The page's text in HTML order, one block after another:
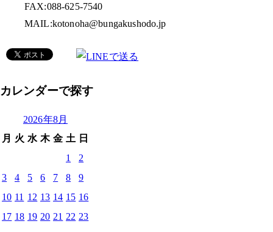
FAX:088-625-7540
MAIL:kotonoha@bungakushodo.jp
カレンダーで探す
2026年8月
月 火 水 木 金 土 日
1
2
3
4 5 6 7 8
9
10 11 12 13 14 15 16
17 18 19 20 21 22 23